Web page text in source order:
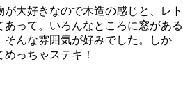
大好きなので木造の感じと、レト
あって。いろんなところに窓がある
んな雰囲気が好みでした。しか
っちゃステキ！